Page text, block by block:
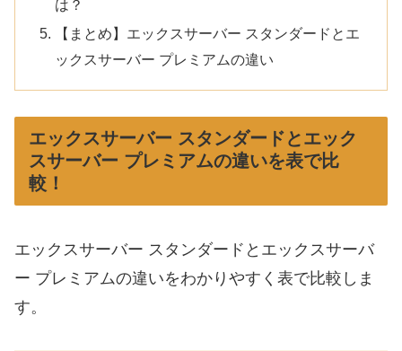
は？
【まとめ】エックスサーバー スタンダードとエ
ックスサーバー プレミアムの違い
エックスサーバー スタンダードとエック
スサーバー プレミアムの違いを表で比
較！
エックスサーバー スタンダードとエックスサーバ
ー プレミアムの違いをわかりやすく表で比較しま
す。